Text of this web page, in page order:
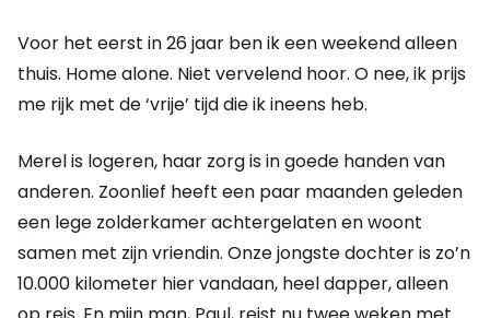
Voor het eerst in 26 jaar ben ik een weekend alleen
thuis. Home alone. Niet vervelend hoor. O nee, ik prijs
me rijk met de ‘vrije’ tijd die ik ineens heb.
Merel is logeren, haar zorg is in goede handen van
anderen. Zoonlief heeft een paar maanden geleden
een lege zolderkamer achtergelaten en woont
samen met zijn vriendin. Onze jongste dochter is zo’n
10.000 kilometer hier vandaan, heel dapper, alleen